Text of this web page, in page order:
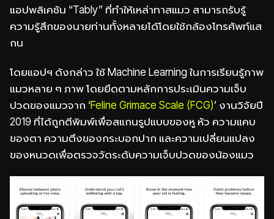
แอปพลิเคชัน “Tably” ที่ทำให้เหล่าทาสแมว สามารถรับรู้
ความรู้สึกของนายท่านทั้งหลายได้โดยใช้กล้องโทรศัพท์แส
กน
โดยแอปฯ ดังกล่าว ใช้ Machine Learning ในการเรียนรู้ภาพ
แมวหลาย ๆ ภาพ โดยยึดตามหลักการประเมินความเจ็บ
ปวดของแมวจาก ‘Feline Grimace Scale (FCG)’ งานวิจัยปี
2019 ที่ได้ถูกตีพิมพ์เพื่อสแกนรูปแบบของหู หัว ความแคบ
ของตา ความตึงของกระบอกปาก และความเปลี่ยนแปลง
ของหนวดเพื่อตรวจวัดระดับความเจ็บปวดของน้องแมว